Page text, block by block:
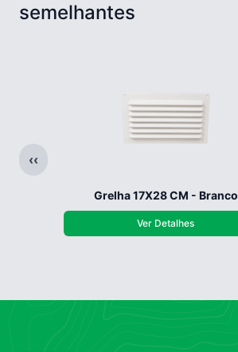
semelhantes
‹‹
Grelha 17X28 CM - Branco
Ver Detalhes